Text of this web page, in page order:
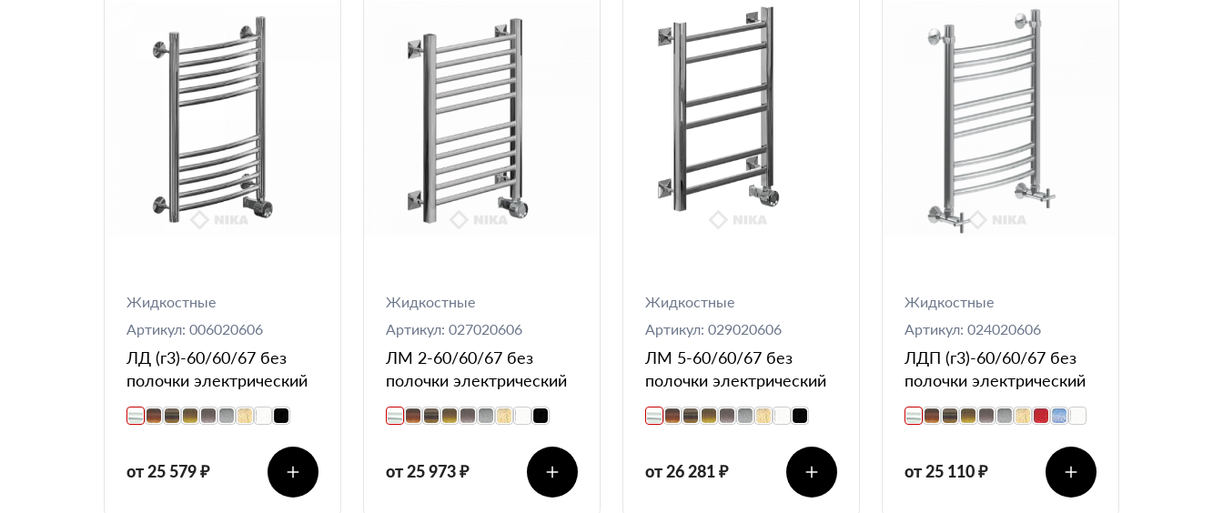
Жидкостные
Артикул: 006020606
ЛД (г3)-60/60/67 без
полочки электрический
от 25 579 ₽
Жидкостные
Артикул: 027020606
ЛМ 2-60/60/67 без
полочки электрический
от 25 973 ₽
Жидкостные
Артикул: 029020606
ЛМ 5-60/60/67 без
полочки электрический
от 26 281 ₽
Жидкостные
Артикул: 024020606
ЛДП (г3)-60/60/67 без
полочки электрический
от 25 110 ₽